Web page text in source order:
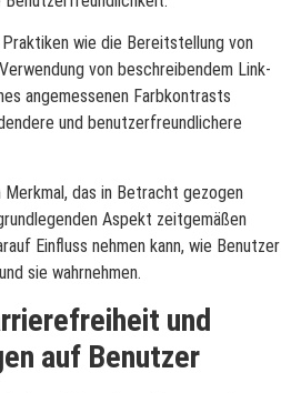
wie die Bereitstellung von
von beschreibendem Link-
angemessenen Farbkontrasts
und benutzerfreundlichere
das in Betracht gezogen
Aspekt zeitgemäßen
Einfluss nehmen kann, wie Benutzer
sie wahrnehmen.
und
auf Benutzer